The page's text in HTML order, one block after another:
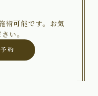
術可能です。お気
い。
約